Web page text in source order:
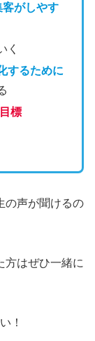
客がしやす
く
するために
標
の声が聞けるの
方はぜひ一緒に
！